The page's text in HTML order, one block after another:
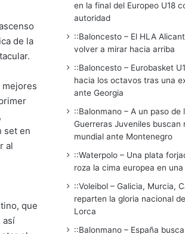
de la
mejores
set en
al
que
así
en la final del Europeo U18
autoridad
::Baloncesto – El HLA
volver a mirar hacia arriba
::Baloncesto – Eurobasket
hacia los octavos tras una
ante Georgia
::Balonmano – A un paso de
Guerreras Juveniles buscan
mundial ante Montenegro
::Waterpolo – Una plata
roza la cima europea en
::Voleibol – Galicia, Murcia,
reparten la gloria nacional
Lorca
::Balonmano – España